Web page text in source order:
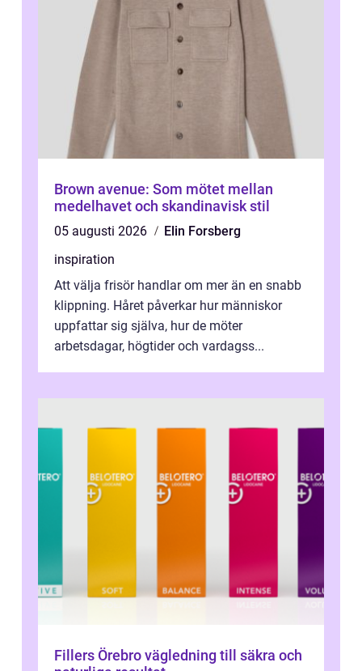
Brown avenue: Som mötet mellan
medelhavet och skandinavisk stil
05 augusti 2026
Elin Forsberg
inspiration
Att välja frisör handlar om mer än en snabb
klippning. Håret påverkar hur människor
uppfattar sig själva, hur de möter
arbetsdagar, högtider och vardagss...
Fillers Örebro vägledning till säkra och